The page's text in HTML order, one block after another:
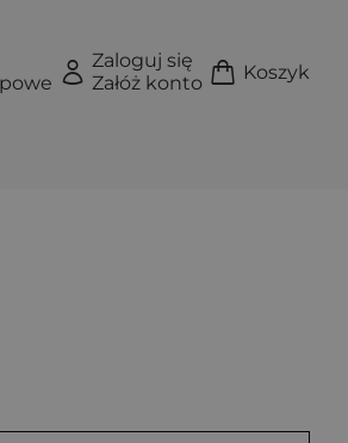
Zaloguj się
Załóż konto
Koszyk